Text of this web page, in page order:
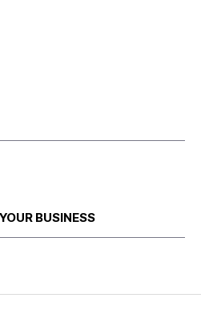
BUSINESS